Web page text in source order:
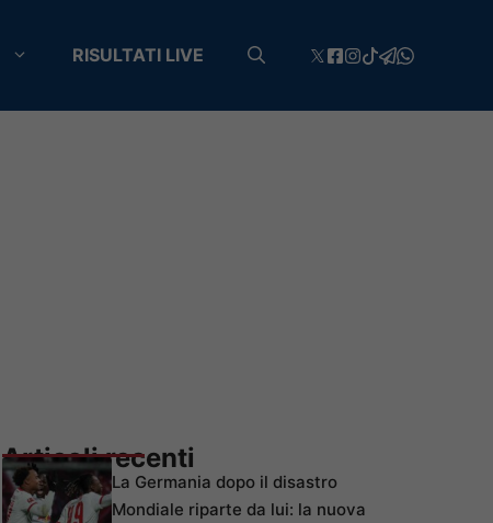
RISULTATI LIVE
Articoli recenti
La Germania dopo il disastro
Mondiale riparte da lui: la nuova